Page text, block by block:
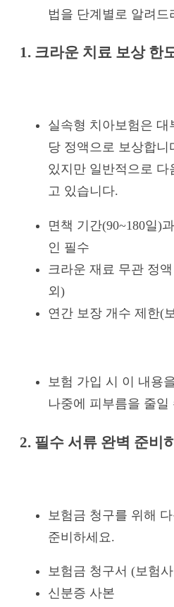
법을 단계별로 알려드
1. 크라운 치료 보상 한
실속형 치아보험은 대
당 정액으로 보상합
있지만 일반적으로 다
고 있습니다.
면책 기간(90~180일)
인 필수
크라운 재료 무관 정
외)
연간 보장 개수 제한(
보험 가입 시 이 내용
나중에 피부름을 줄일
2. 필수 서류 완벽 준비
보험금 청구를 위해
준비하세요.
보험금 청구서 (보험
신분증 사본